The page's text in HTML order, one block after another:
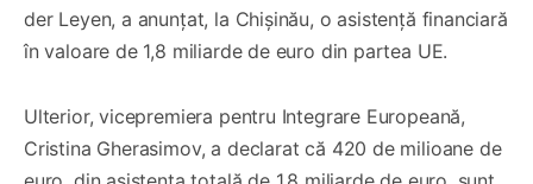
der Leyen, a anunțat, la Chișinău, o asistență financiară
în valoare de 1,8 miliarde de euro din partea UE.
Ulterior, vicepremiera pentru Integrare Europeană,
Cristina Gherasimov, a declarat că 420 de milioane de